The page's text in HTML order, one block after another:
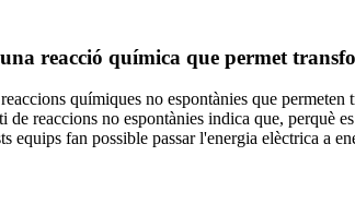
reacció química que permet
químiques no espontànies que
reaccions no espontànies indica que,
equips fan possible passar l'energia elèctrica a